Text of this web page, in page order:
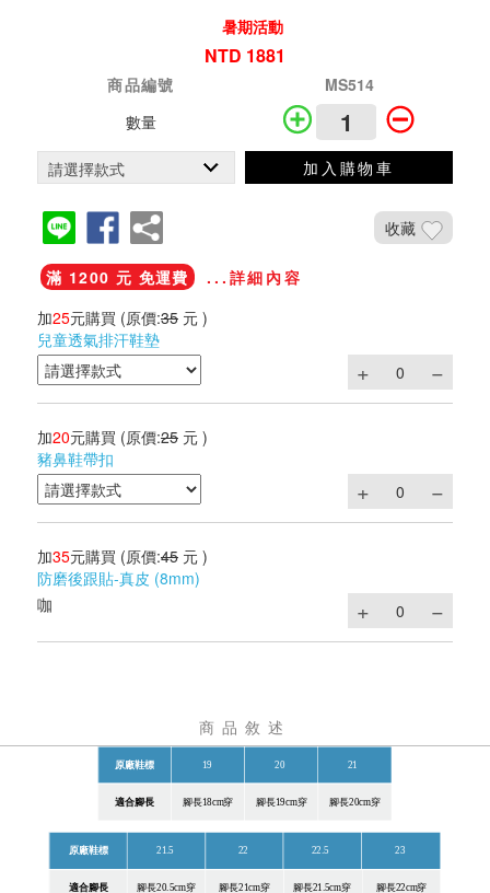
暑期活動
NTD 1881
商品編號
MS514
數量
加入購物車
收藏
滿 1200 元 免運費
...詳細內容
加25元購買 (原價:35 元 )
兒童透氣排汗鞋墊
加20元購買 (原價:25 元 )
豬鼻鞋帶扣
加35元購買 (原價:45 元 )
防磨後跟貼-真皮 (8mm)
咖
商品敘述